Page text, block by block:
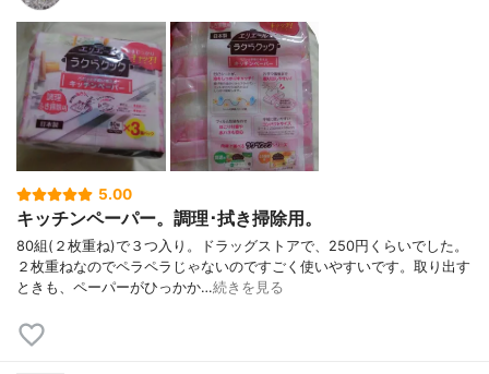
5.00
キッチンペーパー。調理･拭き掃除用。
80組(２枚重ね)で３つ入り。ドラッグストアで、250円くらいでした。
２枚重ねなのでペラペラじゃないのですごく使いやすいです。取り出す
ときも、ペーパーがひっかか…続きを見る